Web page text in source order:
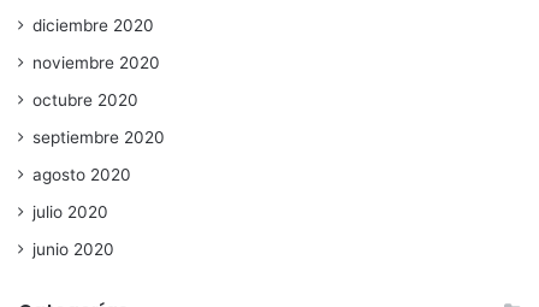
diciembre 2020
noviembre 2020
octubre 2020
septiembre 2020
agosto 2020
julio 2020
junio 2020